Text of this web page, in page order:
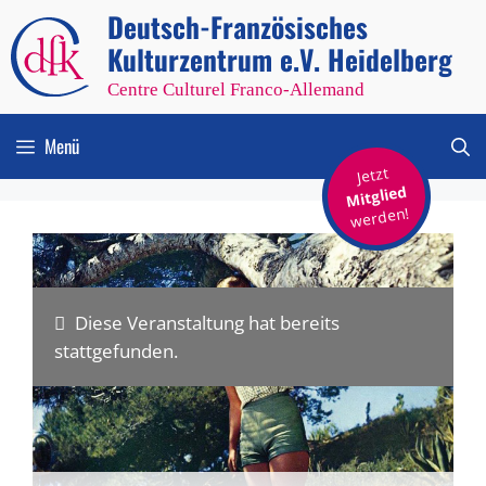
Zum
Inhalt
springen
Deutsch-Französisches
Kulturzentrum e.V. Heidelberg
Centre Culturel Franco-Allemand
Jetzt
Mitglied
werden!
Menü
Diese Veranstaltung hat bereits
stattgefunden.